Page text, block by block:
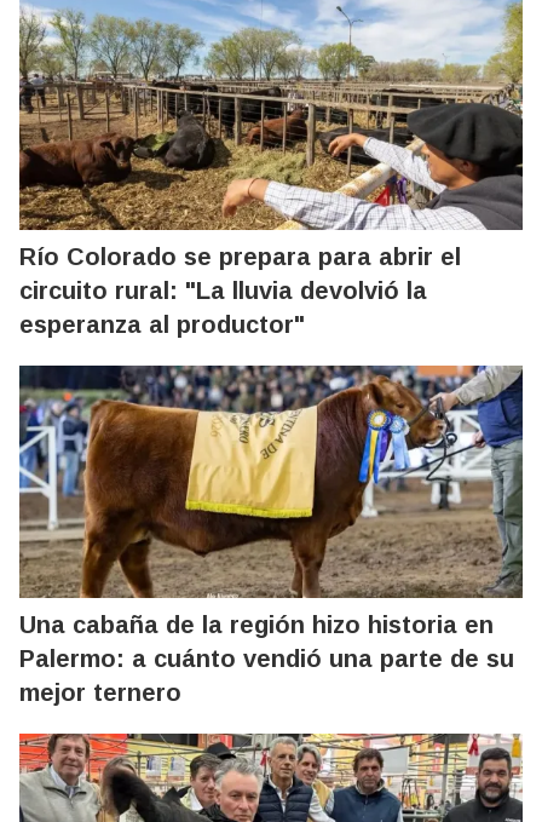
Río Colorado se prepara para abrir el
circuito rural: "La lluvia devolvió la
esperanza al productor"
Una cabaña de la región hizo historia en
Palermo: a cuánto vendió una parte de su
mejor ternero